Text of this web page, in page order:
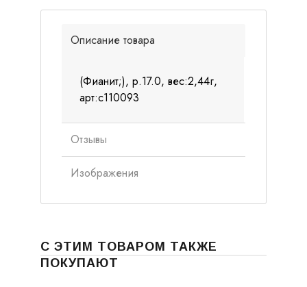
Описание товара
(Фианит;), р.17.0, вес:2,44г,
арт:с110093
Отзывы
Изображения
С ЭТИМ ТОВАРОМ ТАКЖЕ
ПОКУПАЮТ